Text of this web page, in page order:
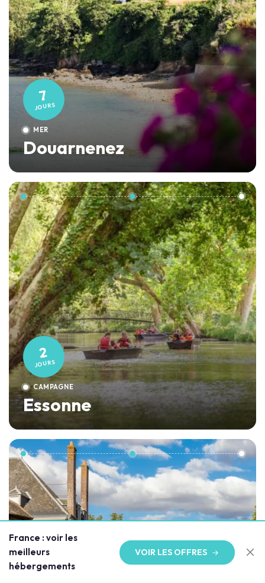
7
JOURS
MER
Douarnenez
2
JOURS
CAMPAGNE
Essonne
TESTÉ & VALIDÉ
France : voir les
meilleurs
hébergements
VOIR LES OFFRES